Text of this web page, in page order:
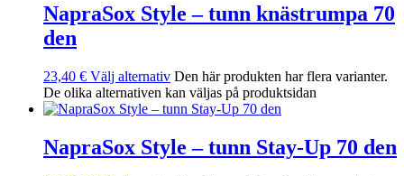
NapraSox Style – tunn knästrumpa 70
den
23,40 € Välj alternativ Den här produkten har flera varianter.
De olika alternativen kan väljas på produktsidan
NapraSox Style – tunn Stay-Up 70 den